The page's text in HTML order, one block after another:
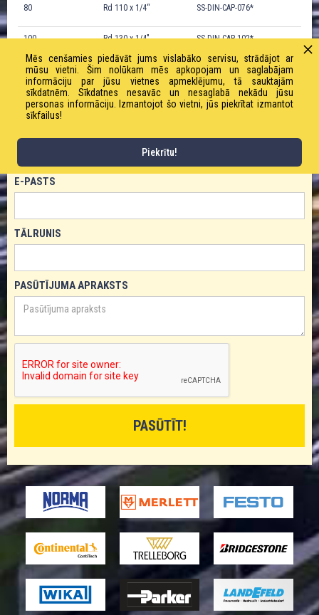
80 Rd 110 x 1/4“ SS-DIN-CAP-076*
100 Rd 130 x 1/4″ SS-DIN-CAP-102*
PASŪTĪT PRODUKTU!
E-PASTS
TĀLRUNIS
PASŪTĪJUMA APRAKSTS
Mēs cenšamies piedāvāt jums vislabāko servisu, strādājot ar
mūsu vietni. Šim nolūkam mēs apkopojam un saglabājam
informāciju par jūsu vietnes apmeklējumu, tā sauktajām
sīkdatnēm. Sīkdatnes nesavāc un nesaglabā nekādu jūsu
personas informāciju. Izmantojot šo vietni, jūs piekrītat izmantot
sīkfailus!
Piekrītu!